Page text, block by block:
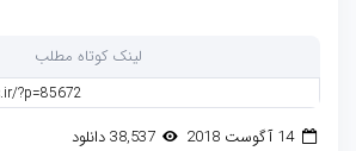
لینک کوتاه مطلب
14 آگوست 2018 38,537 دانلود